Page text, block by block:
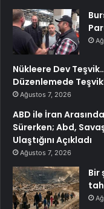
Nükleere Dev
Düzenlemede
Ağustos 7, 2026
ABD ile İran Arasında
Sürerken; Abd,
Ulaştığını Açıkladı
Ağustos 7, 2026
Bir